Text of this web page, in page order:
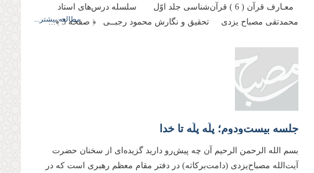
معـارف قرآن ( 6 ) قرآن‌شناسى جلد اوّل سلسله درس‌هاى استاد
محمدتقى مصباح یزدى تحقیق و نگارش محمود رجبــى ﴿ صفحه 3 ﴾...مطالعه بیشتر...
جلسه بیست‌ودوم؛ پلّه پلّه تا خدا
بسم الله الرحمن الرحیم آن چه پیش‌رو دارید گزیده‌ای از سخنان حضرت
آیت‌الله مصباح‌یزدی (دامت‌بركاته) در دفتر مقام معظم رهبری است كه در